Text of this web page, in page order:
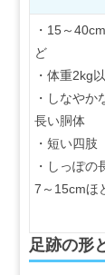
・15～
ど
・体重2kg
・しなやか
長い胴体
・短い四肢
・しっぽの
7～15cmほ
足跡の形